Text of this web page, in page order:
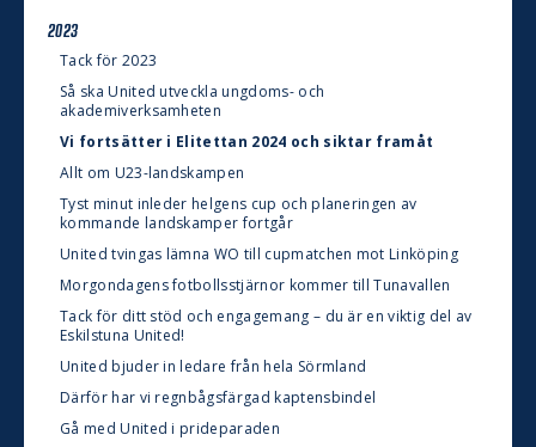
2023
Tack för 2023
Så ska United utveckla ungdoms- och
akademiverksamheten
Vi fortsätter i Elitettan 2024 och siktar framåt
Allt om U23-landskampen
Tyst minut inleder helgens cup och planeringen av
kommande landskamper fortgår
United tvingas lämna WO till cupmatchen mot Linköping
Morgondagens fotbollsstjärnor kommer till Tunavallen
Tack för ditt stöd och engagemang – du är en viktig del av
Eskilstuna United!
United bjuder in ledare från hela Sörmland
Därför har vi regnbågsfärgad kaptensbindel
Gå med United i prideparaden